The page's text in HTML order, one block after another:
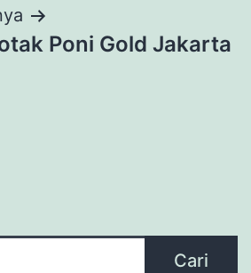
Poni Gold Jakarta
Cari